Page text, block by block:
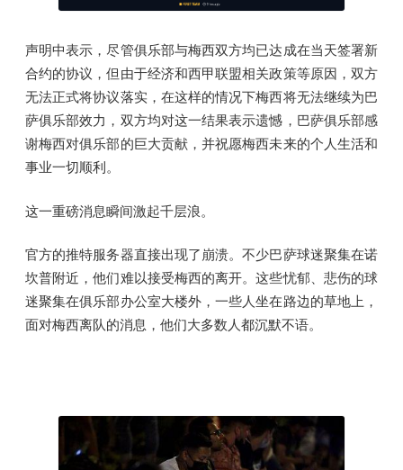
声明中表示，尽管俱乐部与梅西双方均已达成在当天签署新
合约的协议，但由于经济和西甲联盟相关政策等原因，双方
无法正式将协议落实，在这样的情况下梅西将无法继续为巴
萨俱乐部效力，双方均对这一结果表示遗憾，巴萨俱乐部感
谢梅西对俱乐部的巨大贡献，并祝愿梅西未来的个人生活和
事业一切顺利。
这一重磅消息瞬间激起千层浪。
官方的推特服务器直接出现了崩溃。不少巴萨球迷聚集在诺
坎普附近，他们难以接受梅西的离开。这些忧郁、悲伤的球
迷聚集在俱乐部办公室大楼外，一些人坐在路边的草地上，
面对梅西离队的消息，他们大多数人都沉默不语。